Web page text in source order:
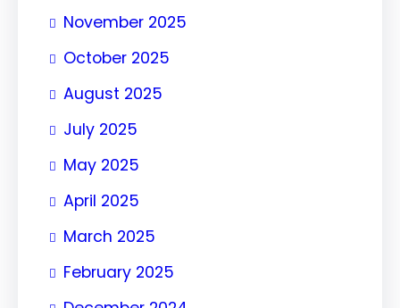
November 2025
October 2025
August 2025
July 2025
May 2025
April 2025
March 2025
February 2025